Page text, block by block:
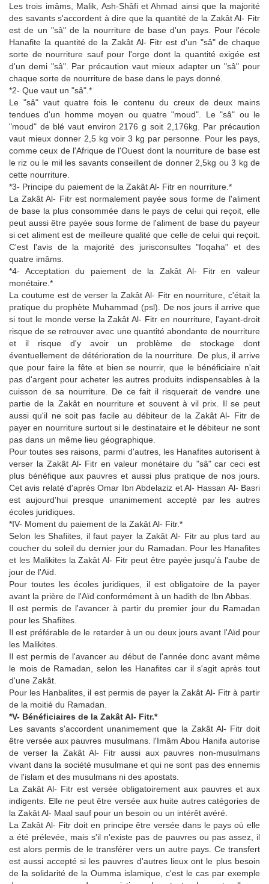
Les trois imâms, Malik, Ash-Shâfi et Ahmad ainsi que la majorité
des savants s'accordent à dire que la quantité de la Zakât Al- Fitr
est de un "sâ" de la nourriture de base d'un pays. Pour l'école
Hanafite la quantité de la Zakât Al- Fitr est d'un "sâ" de chaque
sorte de nourriture sauf pour l'orge dont la quantité exigée est
d'un demi "sâ". Par précaution vaut mieux adapter un "sâ" pour
chaque sorte de nourriture de base dans le pays donné.
*2- Que vaut un "sâ".*
Le "sâ" vaut quatre fois le contenu du creux de deux mains
tendues d'un homme moyen ou quatre "moud". Le "sâ" ou le
"moud" de blé vaut environ 2176 g soit 2,176kg. Par précaution
vaut mieux donner 2,5 kg voir 3 kg par personne. Pour les pays,
comme ceux de l'Afrique de l'Ouest dont la nourriture de base est
le riz ou le mil les savants conseillent de donner 2,5kg ou 3 kg de
cette nourriture.
*3- Principe du paiement de la Zakât Al- Fitr en nourriture.*
La Zakât Al- Fitr est normalement payée sous forme de l'aliment
de base la plus consommée dans le pays de celui qui reçoit, elle
peut aussi être payée sous forme de l'aliment de base du payeur
si cet aliment est de meilleure qualité que celle de celui qui reçoit.
C'est l'avis de la majorité des jurisconsultes "foqaha" et des
quatre imâms.
*4- Acceptation du paiement de la Zakât Al- Fitr en valeur
monétaire.*
La coutume est de verser la Zakât Al- Fitr en nourriture, c'était la
pratique du prophète Muhammad (psl). De nos jours il arrive que
si tout le monde verse la Zakât Al- Fitr en nourriture, l'ayant-droit
risque de se retrouver avec une quantité abondante de nourriture
et il risque d'y avoir un problème de stockage dont
éventuellement de détérioration de la nourriture. De plus, il arrive
que pour faire la fête et bien se nourrir, que le bénéficiaire n'ait
pas d'argent pour acheter les autres produits indispensables à la
cuisson de sa nourriture. De ce fait il risquerait de vendre une
partie de la Zakât en nourriture et souvent à vil prix. Il se peut
aussi qu'il ne soit pas facile au débiteur de la Zakât Al- Fitr de
payer en nourriture surtout si le destinataire et le débiteur ne sont
pas dans un même lieu géographique.
Pour toutes ses raisons, parmi d'autres, les Hanafites autorisent à
verser la Zakât Al- Fitr en valeur monétaire du "sâ" car ceci est
plus bénéfique aux pauvres et aussi plus pratique de nos jours.
Cet avis relaté d'après Omar Ibn Abdelaziz et Al- Hassan Al- Basri
est aujourd'hui presque unanimement accepté par les autres
écoles juridiques.
*IV- Moment du paiement de la Zakât Al- Fitr.*
Selon les Shafiites, il faut payer la Zakât Al- Fitr au plus tard au
coucher du soleil du dernier jour du Ramadan. Pour les Hanafites
et les Malikites la Zakât Al- Fitr peut être payée jusqu'à l'aube de
jour de l'Aïd.
Pour toutes les écoles juridiques, il est obligatoire de la payer
avant la prière de l'Aïd conformément à un hadith de Ibn Abbas.
Il est permis de l'avancer à partir du premier jour du Ramadan
pour les Shafiites.
Il est préférable de le retarder à un ou deux jours avant l'Aïd pour
les Malikites.
Il est permis de l'avancer au début de l'année donc avant même
le mois de Ramadan, selon les Hanafites car il s'agit après tout
d'une Zakât.
Pour les Hanbalites, il est permis de payer la Zakât Al- Fitr à partir
de la moitié du Ramadan.
*V- Bénéficiaires de la Zakât Al- Fitr.*
Les savants s'accordent unanimement que la Zakât Al- Fitr doit
être versée aux pauvres musulmans. l'Imâm Abou Hanifa autorise
de verser la Zakât Al- Fitr aussi aux pauvres non-musulmans
vivant dans la société musulmane et qui ne sont pas des ennemis
de l'islam et des musulmans ni des apostats.
La Zakât Al- Fitr est versée obligatoirement aux pauvres et aux
indigents. Elle ne peut être versée aux huite autres catégories de
la Zakât Al- Maal sauf pour un besoin ou un intérêt avéré.
La Zakât Al- Fitr doit en principe être versée dans le pays où elle
a été prélevée, mais s'il n'existe pas de pauvres ou pas assez, il
est alors permis de le transférer vers un autre pays. Ce transfert
est aussi accepté si les pauvres d'autres lieux ont le plus besoin
de la solidarité de la Oumma islamique, c'est le cas par exemple